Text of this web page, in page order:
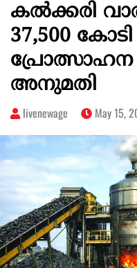
കല്‍ക്കരി
37,500
പ്രോത്സാഹന
അനുമതി
livenewage May 15,